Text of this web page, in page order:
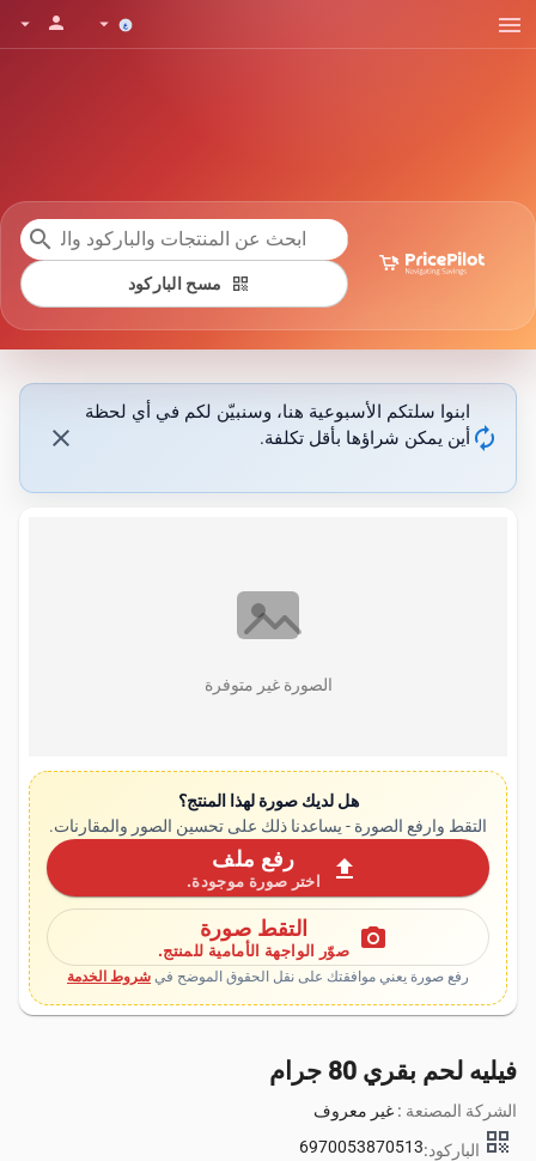
menu
arrow_drop_down
person
arrow_drop_down
search
qr_code مسح الباركود
autorenew
ابنوا سلتكم الأسبوعية هنا، وسنبيّن لكم في أي لحظة
أين يمكن شراؤها بأقل تكلفة.
close
الصورة غير متوفرة
هل لديك صورة لهذا المنتج؟
التقط وارفع الصورة - يساعدنا ذلك على تحسين الصور والمقارنات.
upload رفع ملف
اختر صورة موجودة.
photo_camera التقط صورة
صوّر الواجهة الأمامية للمنتج.
رفع صورة يعني موافقتك على نقل الحقوق الموضح في شروط الخدمة
فيليه لحم بقري 80 جرام
الشركة المصنعة : غير معروف
qr_code الباركود:6970053870513